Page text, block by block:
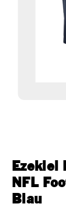
Ezekiel
NFL
Blau